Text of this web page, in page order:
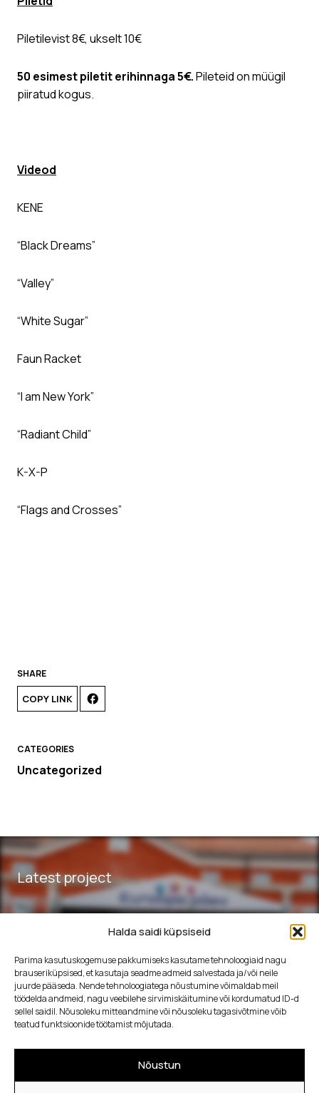
Halda saidi küpsiseid
Parima kasutuskogemuse pakkumiseks kasutame tehnoloogiaid nagu
brauseriküpsised, et kasutaja seadme admeid salvestada ja/või neile
juurde pääseda. Nende tehnoloogiatega nõustumine võimaldab meil
töödelda andmeid, nagu veebilehe sirvimiskäitumine või kordumatud ID-d
sellel saidil. Nõusoleku mitteandmine või nõusoleku tagasivõtmine võib
teatud funktsioonide töötamist mõjutada.
Nõustun
Piletilevist8€, ukselt 10€
50 esimest piletit erihinnaga 5€.Pileteid on müügil
piiratud kogus.
Videod
KENE
“Black Dreams”
“Valley”
“White Sugar”
Faun Racket
“I am New York”
“Radiant Child”
K-X-P
“Flags and Crosses”
SHARE
COPY LINK
CATEGORIES
Uncategorized
Latest project
Euroopa päev 2026 kontsert
Narvas